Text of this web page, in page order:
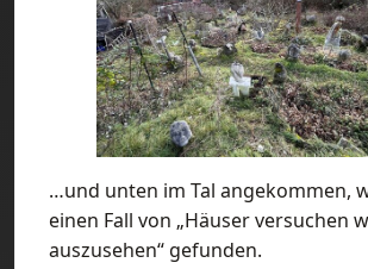
…und unten im Tal angekommen,
einen Fall von „Häuser versuchen
auszusehen“ gefunden.